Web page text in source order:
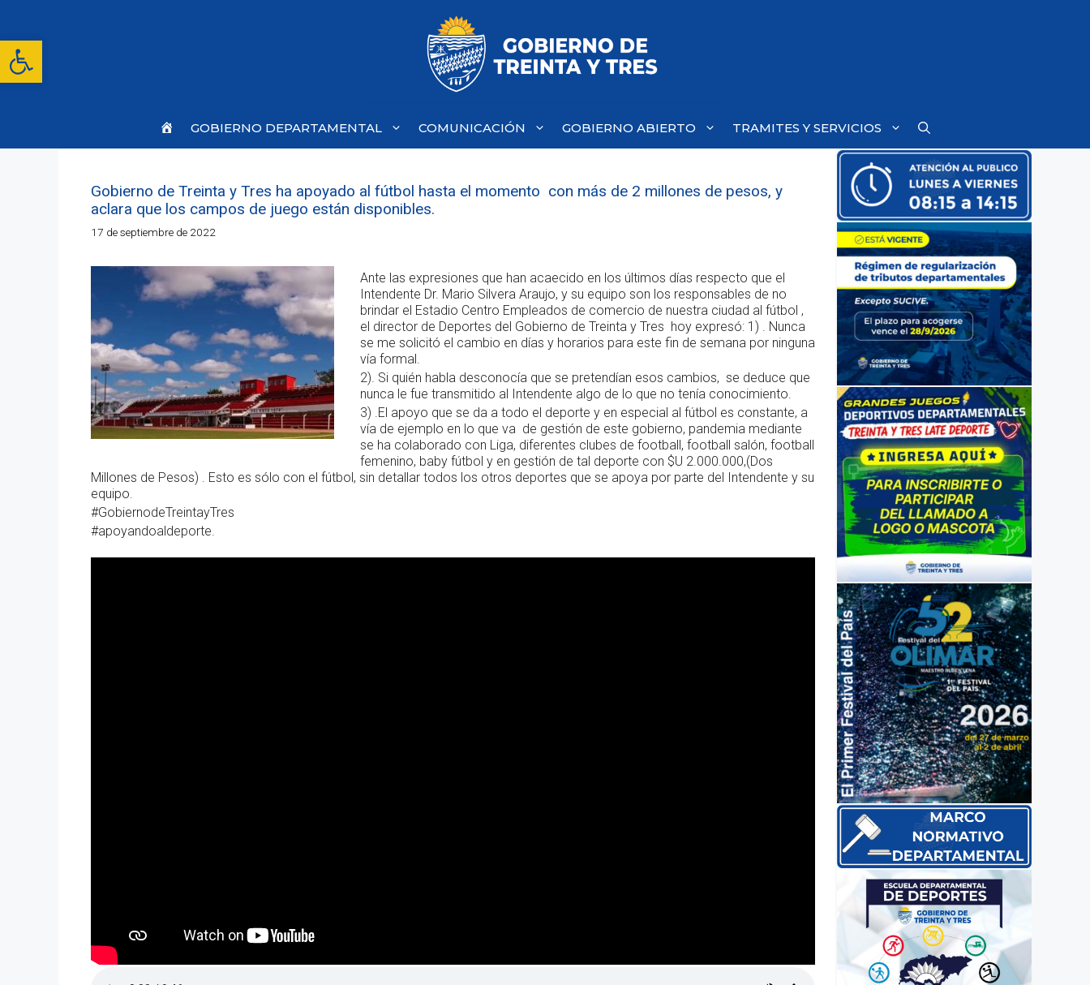
Abrir barra de herramientas
contenido
Inicio
GOBIERNO DEPARTAMENTAL COMUNICACIÓN GOBIERNO ABIERTO TRAMITES Y SERVICIOS
Gobierno de Treinta y Tres ha apoyado al fútbol hasta el momento con más de 2 millones de pesos, y
aclara que los campos de juego están disponibles.
17 de septiembre de 2022
Ante las expresiones que han acaecido en los últimos días respecto que el
Intendente Dr. Mario Silvera Araujo, y su equipo son los responsables de no
brindar el Estadio Centro Empleados de comercio de nuestra ciudad al fútbol ,
el director de Deportes del Gobierno de Treinta y Tres hoy expresó: 1) . Nunca
se me solicitó el cambio en días y horarios para este fin de semana por ninguna
vía formal.
2). Si quién habla desconocía que se pretendían esos cambios, se deduce que
nunca le fue transmitido al Intendente algo de lo que no tenía conocimiento.
3) .El apoyo que se da a todo el deporte y en especial al fútbol es constante, a
vía de ejemplo en lo que va de gestión de este gobierno, pandemia mediante
se ha colaborado con Liga, diferentes clubes de football, football salón, football
femenino, baby fútbol y en gestión de tal deporte con $U 2.000.000,(Dos
Millones de Pesos) . Esto es sólo con el fútbol, sin detallar todos los otros deportes que se apoya por parte del Intendente y su
equipo.
#GobiernodeTreintayTres
#apoyandoaldeporte.